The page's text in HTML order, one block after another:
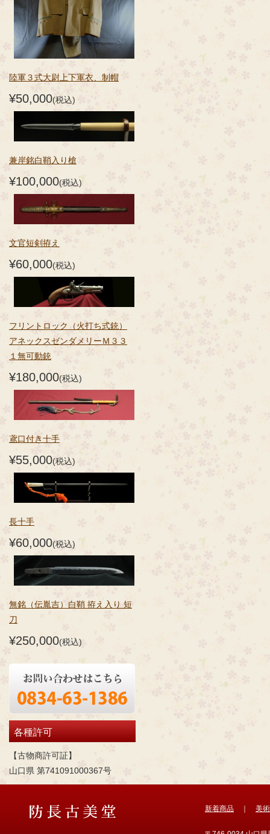
陸軍３式大尉上下軍衣、制帽
¥50,000(税込)
兼岸銘白鞘入り槍
¥100,000(税込)
文官短剣拵え
¥60,000(税込)
フリントロック（火打ち式銃）
アネックスゼンダメリーＭ３３
１無可動銃
¥180,000(税込)
鳶口付き十手
¥55,000(税込)
長十手
¥60,000(税込)
無銘（伝胤吉）白鞘 拵え入り 短
刀
¥250,000(税込)
各種許可
【古物商許可証】
山口県 第741091000367号
新着商品 美